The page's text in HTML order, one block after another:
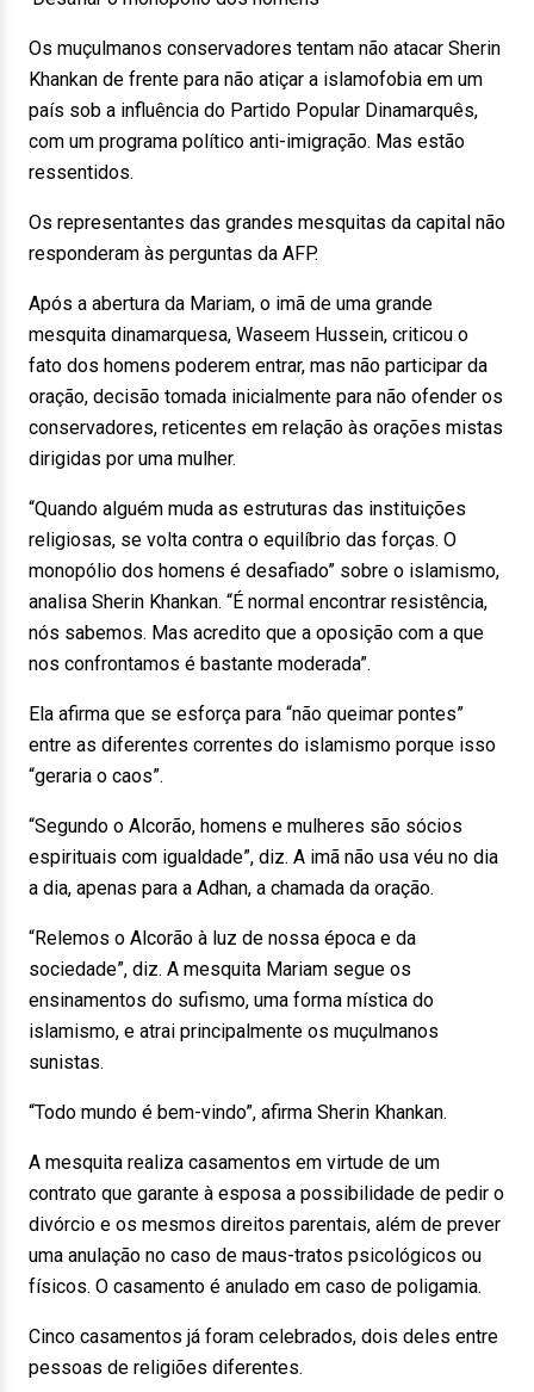
Os muçulmanos conservadores tentam não atacar Sherin
Khankan de frente para não atiçar a islamofobia em um
país sob a influência do Partido Popular Dinamarquês,
com um programa político anti-imigração. Mas estão
ressentidos.
Os representantes das grandes mesquitas da capital não
responderam às perguntas da AFP.
Após a abertura da Mariam, o imã de uma grande
mesquita dinamarquesa, Waseem Hussein, criticou o
fato dos homens poderem entrar, mas não participar da
oração, decisão tomada inicialmente para não ofender os
conservadores, reticentes em relação às orações mistas
dirigidas por uma mulher.
“Quando alguém muda as estruturas das instituições
religiosas, se volta contra o equilíbrio das forças. O
monopólio dos homens é desafiado” sobre o islamismo,
analisa Sherin Khankan. “É normal encontrar resistência,
nós sabemos. Mas acredito que a oposição com a que
nos confrontamos é bastante moderada”.
Ela afirma que se esforça para “não queimar pontes”
entre as diferentes correntes do islamismo porque isso
“geraria o caos”.
“Segundo o Alcorão, homens e mulheres são sócios
espirituais com igualdade”, diz. A imã não usa véu no dia
a dia, apenas para a Adhan, a chamada da oração.
“Relemos o Alcorão à luz de nossa época e da
sociedade”, diz. A mesquita Mariam segue os
ensinamentos do sufismo, uma forma mística do
islamismo, e atrai principalmente os muçulmanos
sunistas.
“Todo mundo é bem-vindo”, afirma Sherin Khankan.
A mesquita realiza casamentos em virtude de um
contrato que garante à esposa a possibilidade de pedir o
divórcio e os mesmos direitos parentais, além de prever
uma anulação no caso de maus-tratos psicológicos ou
físicos. O casamento é anulado em caso de poligamia.
Cinco casamentos já foram celebrados, dois deles entre
pessoas de religiões diferentes.